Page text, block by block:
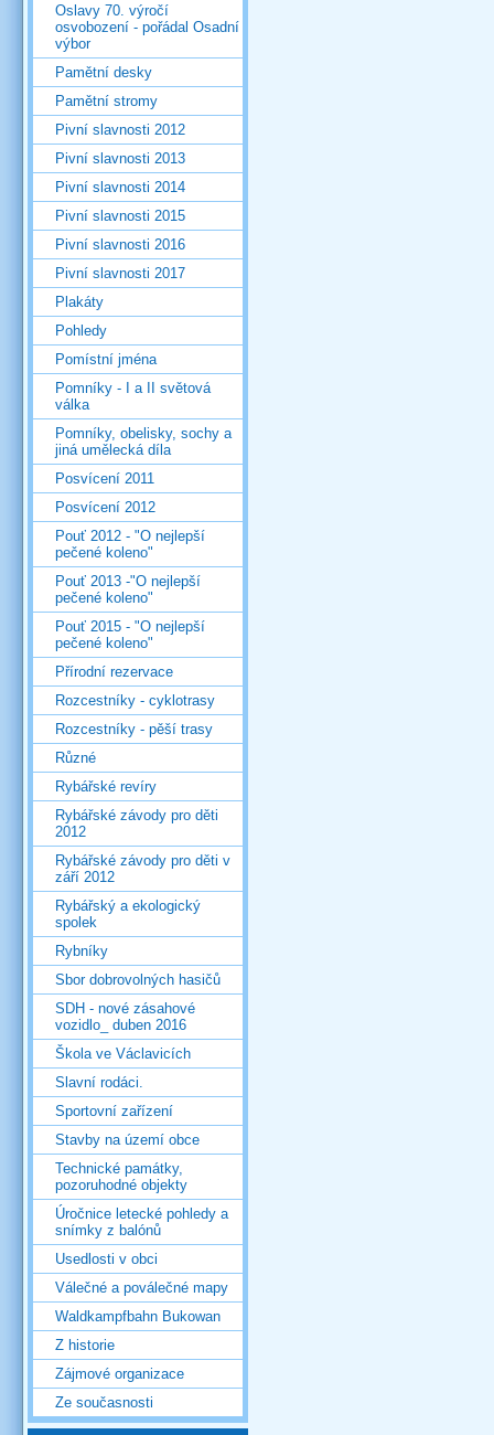
Oslavy 70. výročí
osvobození - pořádal Osadní
výbor
Pamětní desky
Pamětní stromy
Pivní slavnosti 2012
Pivní slavnosti 2013
Pivní slavnosti 2014
Pivní slavnosti 2015
Pivní slavnosti 2016
Pivní slavnosti 2017
Plakáty
Pohledy
Pomístní jména
Pomníky - I a II světová
válka
Pomníky, obelisky, sochy a
jiná umělecká díla
Posvícení 2011
Posvícení 2012
Pouť 2012 - "O nejlepší
pečené koleno"
Pouť 2013 -"O nejlepší
pečené koleno"
Pouť 2015 - "O nejlepší
pečené koleno"
Přírodní rezervace
Rozcestníky - cyklotrasy
Rozcestníky - pěší trasy
Různé
Rybářské revíry
Rybářské závody pro děti
2012
Rybářské závody pro děti v
září 2012
Rybářský a ekologický
spolek
Rybníky
Sbor dobrovolných hasičů
SDH - nové zásahové
vozidlo_ duben 2016
Škola ve Václavicích
Slavní rodáci.
Sportovní zařízení
Stavby na území obce
Technické památky,
pozoruhodné objekty
Úročnice letecké pohledy a
snímky z balónů
Usedlosti v obci
Válečné a poválečné mapy
Waldkampfbahn Bukowan
Z historie
Zájmové organizace
Ze současnosti